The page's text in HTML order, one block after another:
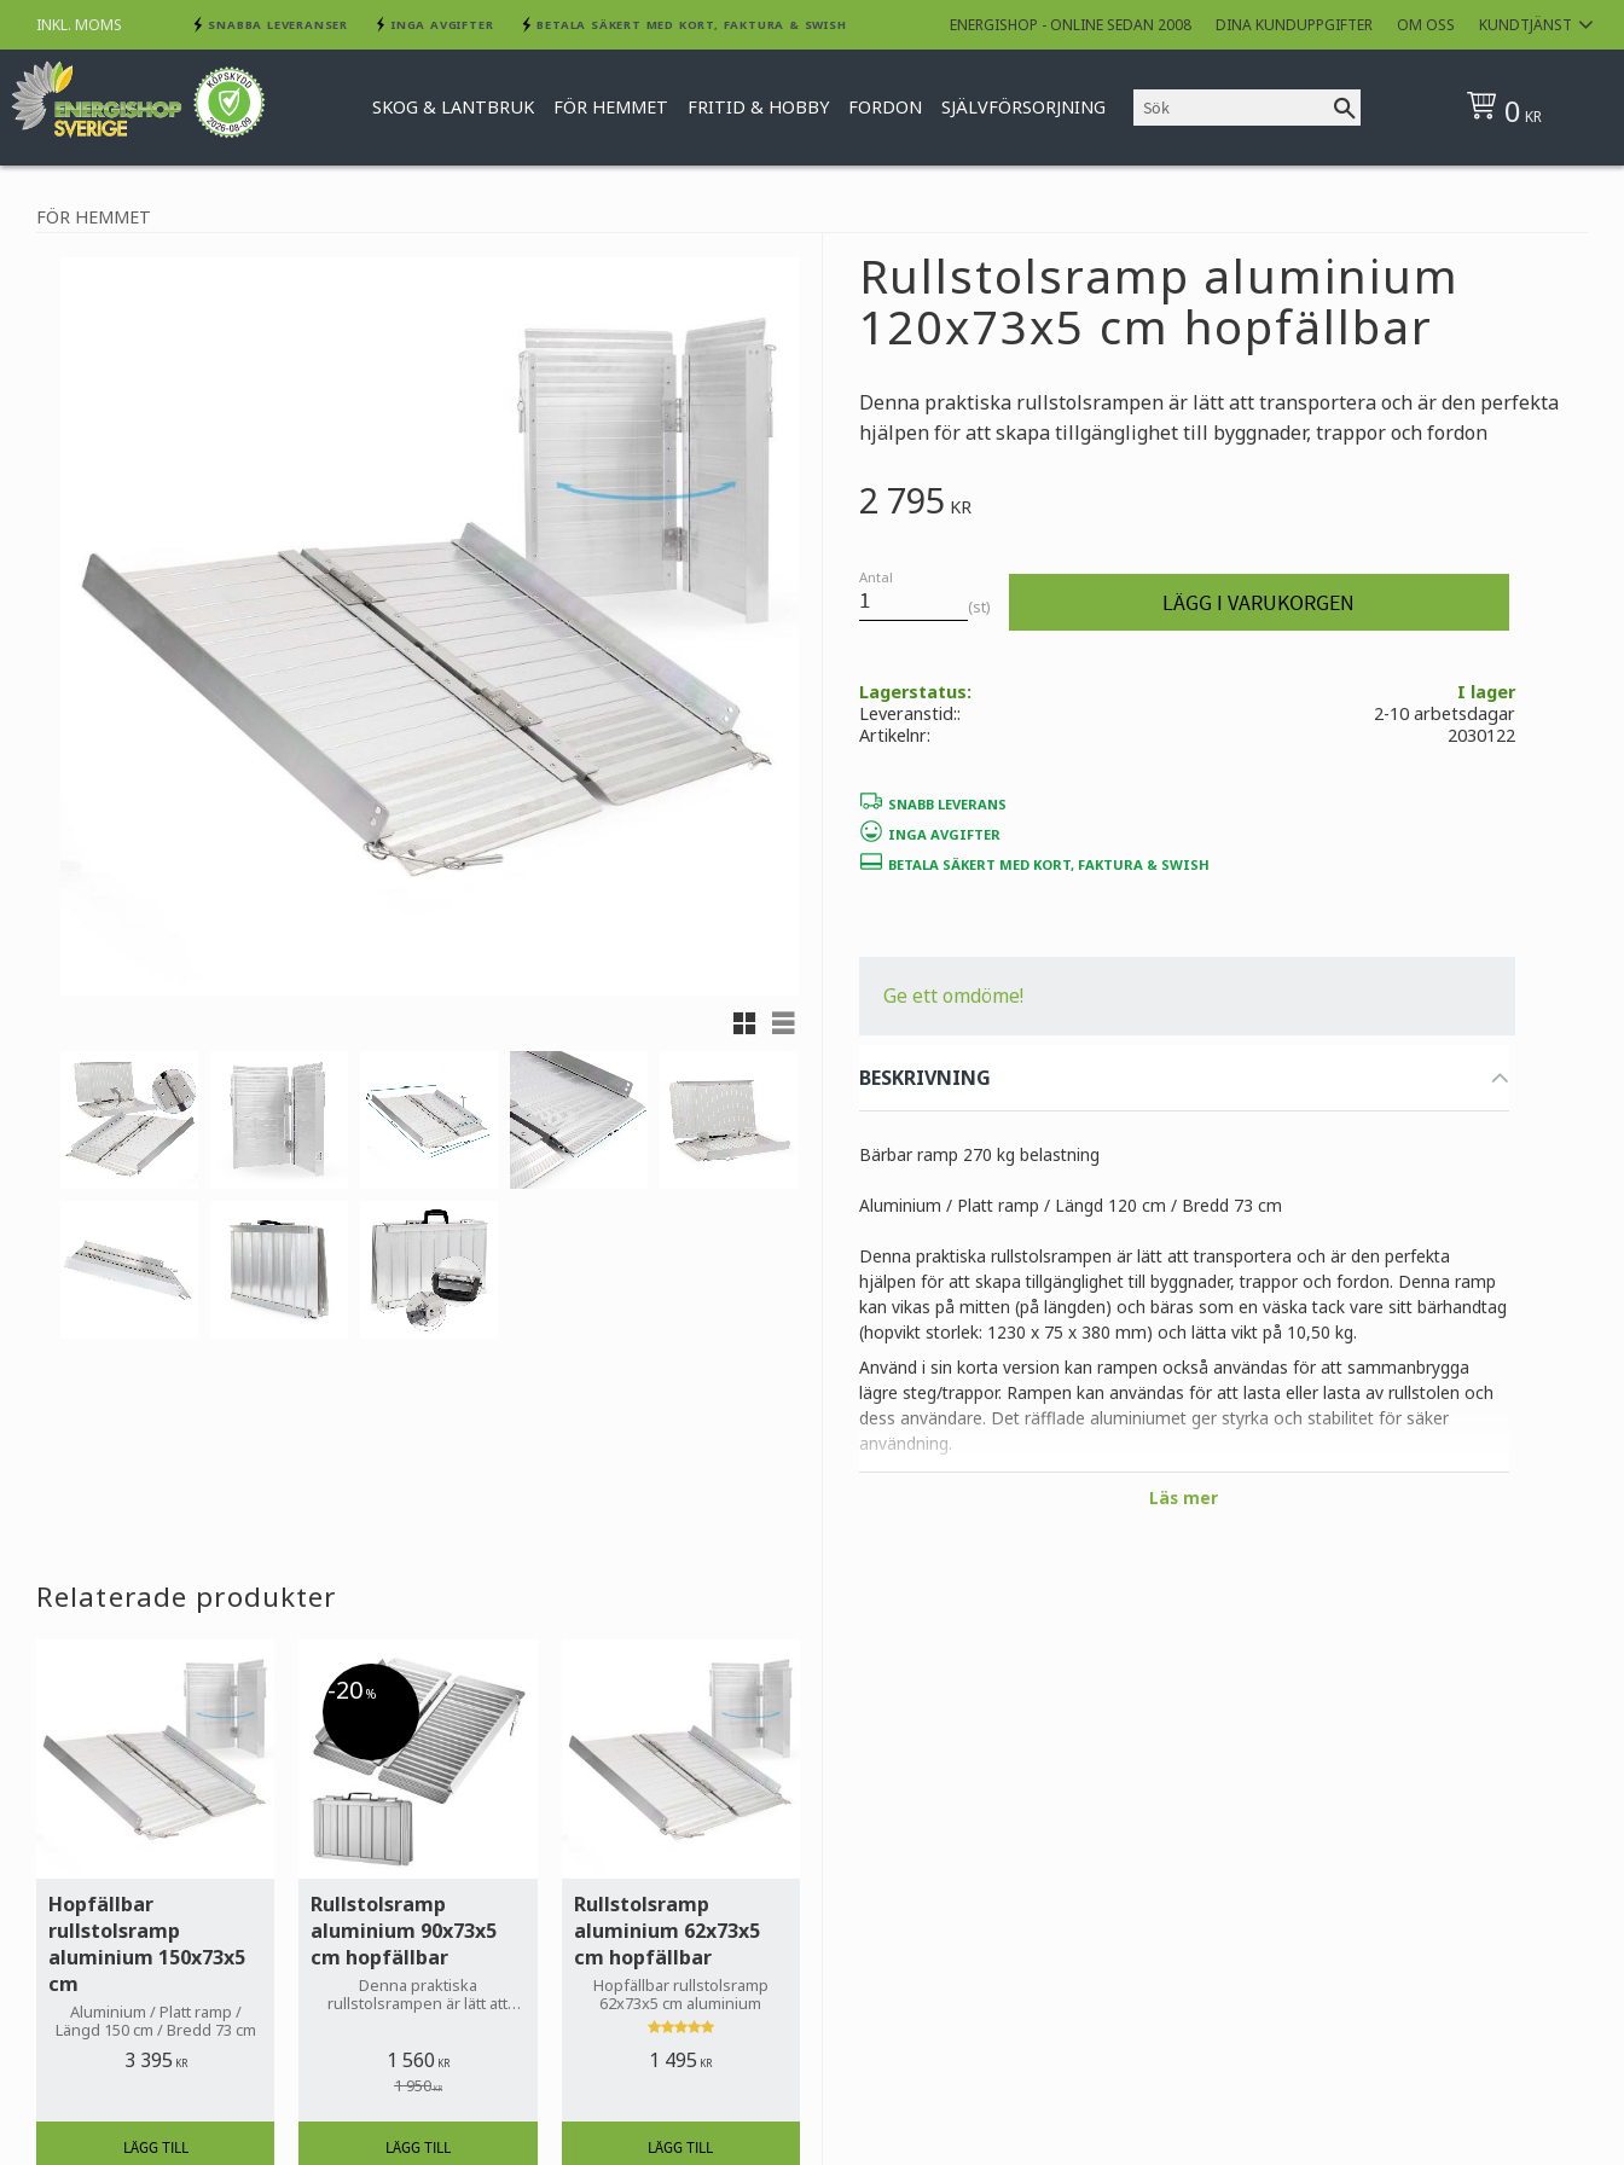
INKL. MOMS SNABBA LEVERANSER INGA AVGIFTER BETALA SÄKERT MED KORT, FAKTURA & SWISH ENERGISHOP - ONLINE SEDAN 2008 DINA KUNDUPPGIFTER OM OSS KUNDTJÄNST
SKOG & LANTBRUK FÖR HEMMET FRITID & HOBBY FORDON SJÄLVFÖRSORJNING 0 KR
FÖR HEMMET
Rullstolsramp aluminium
120x73x5 cm hopfällbar
Denna praktiska rullstolsrampen är lätt att transportera och är den perfekta
hjälpen för att skapa tillgänglighet till byggnader, trappor och fordon
Rutnätsvy
Listvy
2 795 KR
Antal
st
Lagerstatus
I lager
Artikelnr
2030122
Leveranstid: 2-10 arbetsdagar
SNABB LEVERANS
INGA AVGIFTER
BETALA SÄKERT MED KORT, FAKTURA & SWISH
Ge ett omdöme!
BESKRIVNING
Bärbar ramp 270 kg belastning
Aluminium / Platt ramp / Längd 120 cm / Bredd 73 cm
Denna praktiska rullstolsrampen är lätt att transportera och är den perfekta
hjälpen för att skapa tillgänglighet till byggnader, trappor och fordon. Denna ramp
kan vikas på mitten (på längden) och bäras som en väska tack vare sitt bärhandtag
(hopvikt storlek: 1230 x 75 x 380 mm) och lätta vikt på 10,50 kg.
Använd i sin korta version kan rampen också användas för att sammanbrygga
lägre steg/trappor. Rampen kan användas för att lasta eller lasta av rullstolen och
dess användare. Det räfflade aluminiumet ger styrka och stabilitet för säker
användning.
Läs mer
Relaterade produkter
Hopfällbar
rullstolsramp
aluminium 150x73x5
cm
Aluminium / Platt ramp /
Längd 150 cm / Bredd 73 cm
3 395 KR
Rullstolsramp
aluminium 90x73x5
cm hopfällbar
Denna praktiska
rullstolsrampen är lätt att
skapa tillgänglighet till olika
syften.
1 560 KR
1 950KR
20 %
Rullstolsramp
aluminium 62x73x5
cm hopfällbar
Hopfällbar rullstolsramp
62x73x5 cm aluminium
1 495 KR